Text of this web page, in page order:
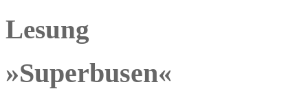
Lesung
»Superbusen«